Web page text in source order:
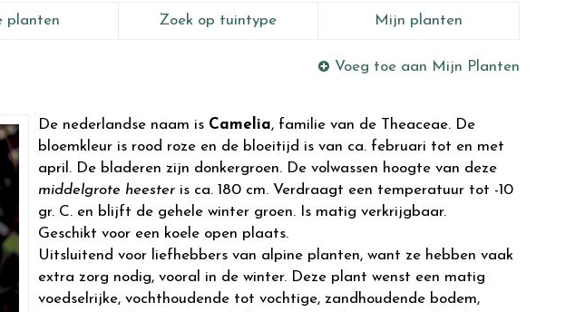
planten Zoek op tuintype Mijn planten
Voeg toe aan Mijn Planten
De nederlandse naam is Camelia, familie van de Theaceae. De
bloemkleur is rood roze en de bloeitijd is van ca. februari tot en met
april. De bladeren zijn donkergroen. De volwassen hoogte van deze
middelgrote heester is ca. 180 cm. Verdraagt een temperatuur tot -10
gr. C. en blijft de gehele winter groen. Is matig verkrijgbaar.
Geschikt voor een koele open plaats.
Uitsluitend voor liefhebbers van alpine planten, want ze hebben vaak
extra zorg nodig, vooral in de winter. Deze plant wenst een matig
voedselrijke, vochthoudende tot vochtige, zandhoudende bodem,